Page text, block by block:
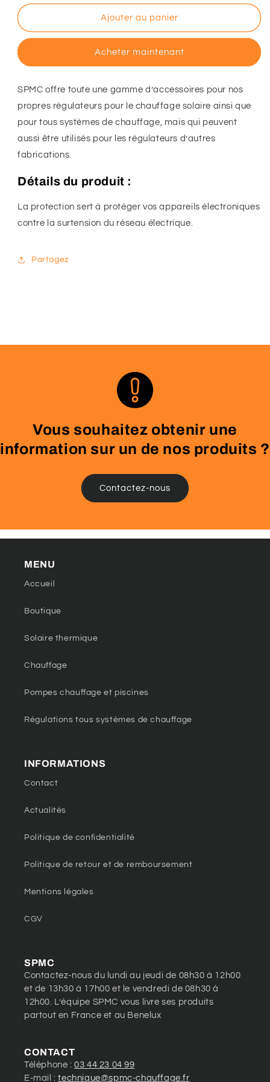
quantité
Protection
quantité
Protection
surtension
Ajouter au panier
Acheter maintenant
SPMC offre toute une gamme d’accessoires pour nos
propres régulateurs pour le chauffage solaire ainsi que
pour tous systèmes de chauffage, mais qui peuvent
aussi être utilisés pour les régulateurs d’autres
fabrications.
Détails du produit :
La protection sert à protéger vos appareils électroniques
contre la surtension du réseau électrique.
Partagez
Vous souhaitez obtenir une
information sur un de nos produits ?
Contactez-nous
MENU
Accueil
Boutique
Solaire thermique
Chauffage
Pompes chauffage et piscines
Régulations tous systèmes de chauffage
INFORMATIONS
Contact
Actualités
Politique de confidentialité
Politique de retour et de remboursement
Mentions légales
CGV
SPMC
Contactez-nous du lundi au jeudi de 08h30 à 12h00
et de 13h30 à 17h00 et le vendredi de 08h30 à
12h00. L’équipe SPMC vous livre ses produits
partout en France et au Benelux
CONTACT
Téléphone :03 44 23 04 99
E-mail :technique@spmc-chauffage.fr